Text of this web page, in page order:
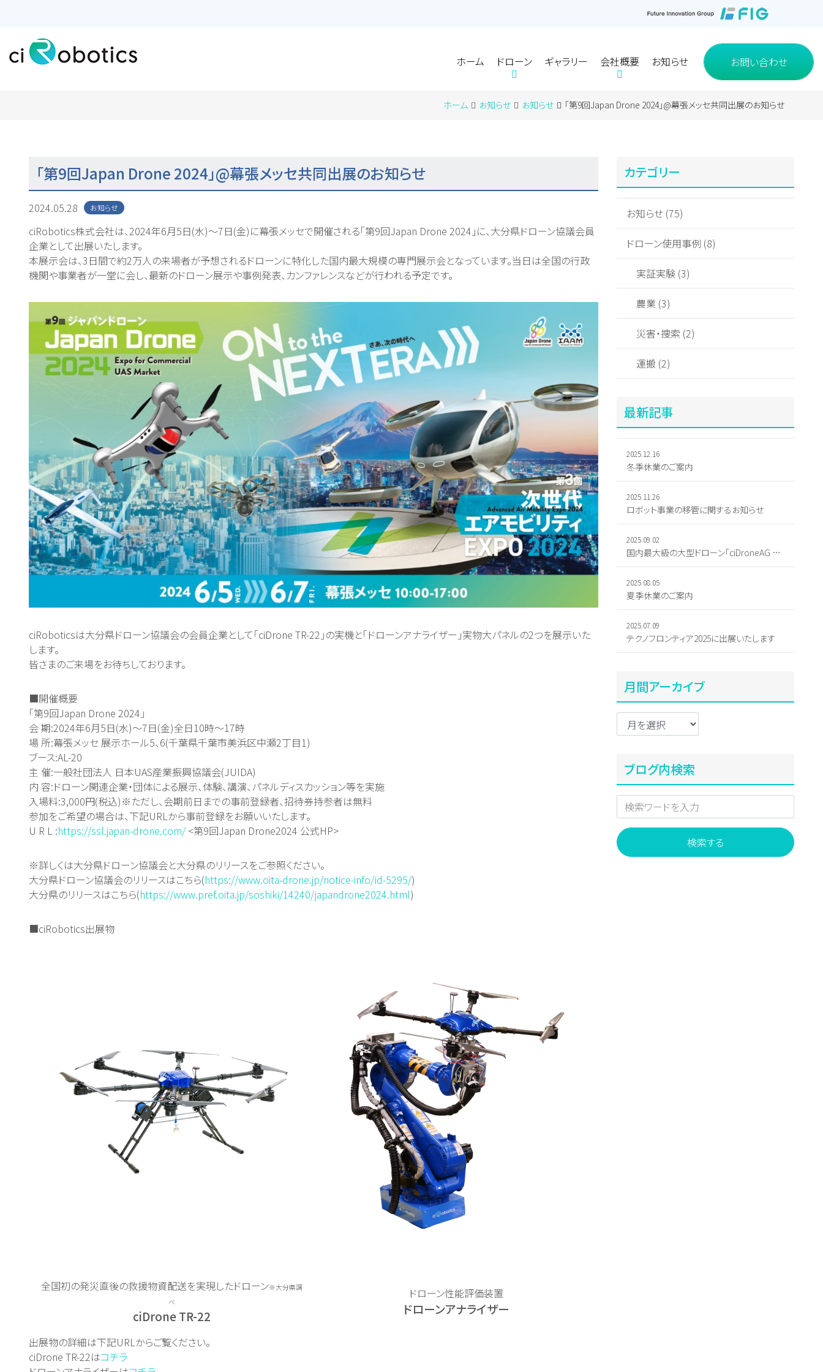
ホーム ドローン
使用事例
ギャラリー 会社概要
アクセス グループ会社
お知らせ お問い合わせ
使用事例
ギャラリー 会社概要
アクセス グループ会社
お知らせ
お問い合わせ
ホーム お知らせ お知らせ 「第9回Japan Drone 2024」@幕張メッセ共同出展のお知らせ
「第9回Japan Drone 2024」@幕張メッセ共同出展のお知らせ
2024.05.28 お知らせ
ciRobotics株式会社は、2024年6月5日(水)～7日(金)に幕張メッセで開催される「第9回Japan Drone 2024」に、大分県ドローン協議会員
企業として出展いたします。
本展示会は、3日間で約2万人の来場者が予想されるドローンに特化した国内最大規模の専門展示会となっています。当日は全国の⾏政
機関や事業者が⼀堂に会し、最新のドローン展⽰や事例発表、カンファレンスなどが⾏われる予定です。
ciRoboticsは大分県ドローン協議会の会員企業として「ciDrone TR-22」の実機と「ドローンアナライザー」実物大パネルの2つを展示いた
します。
皆さまのご来場をお待ちしております。
■開催概要
「第9回Japan Drone 2024」
会 期:2024年6月5日(水)～7日(金)全日10時～17時
場 所:幕張メッセ 展示ホール5、6(千葉県千葉市美浜区中瀬2丁目1)
ブース:AL-20
主 催:一般社団法人 日本UAS産業振興協議会(JUIDA)
内 容:ドローン関連企業・団体による展示、体験、講演、パネルディスカッション等を実施
入場料:3,000円(税込)※ただし、会期前日までの事前登録者、招待券持参者は無料
参加をご希望の場合は、下記URLから事前登録をお願いいたします。
U R L :https://ssl.japan-drone.com/ <第9回Japan Drone2024 公式HP>
※詳しくは大分県ドローン協議会と大分県のリリースをご参照ください。
大分県ドローン協議会のリリースはこちら(https://www.oita-drone.jp/notice-info/id-5295/)
大分県のリリースはこちら(https://www.pref.oita.jp/soshiki/14240/japandrone2024.html)
■ciRobotics出展物
全国初の発災直後の救援物資配送を実現したドローン※大分県調
べ
ciDrone TR-22
ドローン性能評価装置
ドローンアナライザー
出展物の詳細は下記URLからご覧ください。
ciDrone TR-22はコチラ
カテゴリー
お知らせ (75)
ドローン使用事例 (8)
実証実験 (3)
農業 (3)
災害・捜索 (2)
運搬 (2)
最新記事
2025.12.16
冬季休業のご案内
2025.11.26
ロボット事業の移管に関するお知らせ
2025.09.02
国内最大級の大型ドローン「ciDroneAG R-70」2機納入
2025.08.05
夏季休業のご案内
2025.07.09
テクノフロンティア2025に出展いたします
月間アーカイブ
ブログ内検索